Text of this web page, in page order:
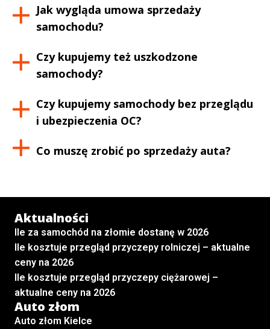
Jak wygląda umowa sprzedaży
samochodu?
Czy kupujemy też uszkodzone
samochody?
Czy kupujemy samochody bez przeglądu
i ubezpieczenia OC?
Co muszę zrobić po sprzedaży auta?
Aktualności
Ile za samochód na złomie dostanę w 2026
Ile kosztuje przegląd przyczepy rolniczej – aktualne
ceny na 2026
Ile kosztuje przegląd przyczepy ciężarowej –
aktualne ceny na 2026
Auto złom
Auto złom Kielce